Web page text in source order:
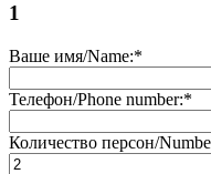
1
Ваше имя/Name:*
Телефон/Phone number:*
Количество персон/